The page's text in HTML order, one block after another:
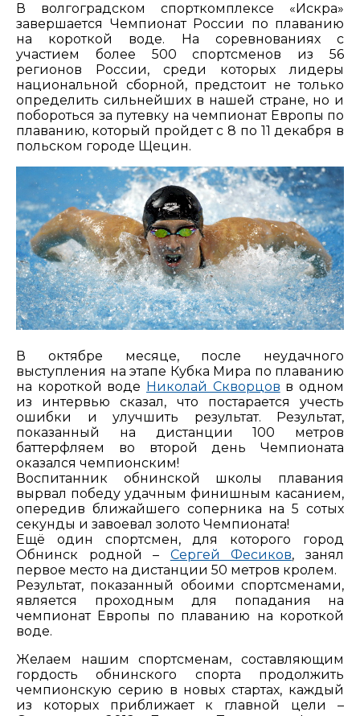
В волгоградском спорткомплексе «Искра»
завершается Чемпионат России по плаванию
на короткой воде. На соревнованиях с
участием более 500 спортсменов из 56
регионов России, среди которых лидеры
национальной сборной, предстоит не только
определить сильнейших в нашей стране, но и
побороться за путевку на чемпионат Европы по
плаванию, который пройдет с 8 по 11 декабря в
польском городе Щецин.
В октябре месяце, после неудачного
выступления на этапе Кубка Мира по плаванию
на короткой воде Николай Скворцов в одном
из интервью сказал, что постарается учесть
ошибки и улучшить результат. Результат,
показанный на дистанции 100 метров
баттерфляем во второй день Чемпионата
оказался чемпионским!
Воспитанник обнинской школы плавания
вырвал победу удачным финишным касанием,
опередив ближайшего соперника на 5 сотых
секунды и завоевал золото Чемпионата!
Ещё один спортсмен, для которого город
Обнинск родной – Сергей Фесиков, занял
первое место на дистанции 50 метров кролем.
Результат, показанный обоими спортсменами,
является проходным для попадания на
чемпионат Европы по плаванию на короткой
воде.
Желаем нашим спортсменам, составляющим
гордость обнинского спорта продолжить
чемпионскую серию в новых стартах, каждый
из которых приближает к главной цели –